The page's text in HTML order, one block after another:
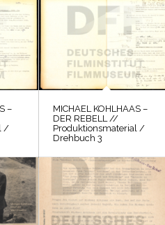
–
/
MICHAEL KOHLHAAS –
DER REBELL //
Produktionsmaterial /
Drehbuch 3